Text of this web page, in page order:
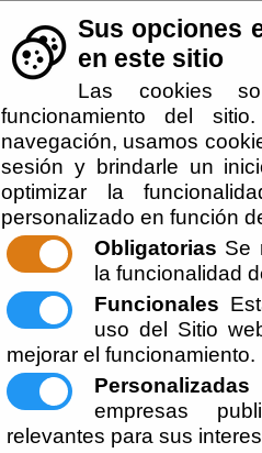
Sus opciones
en este sitio
Las cookies
funcionamiento del
navegación, usamos
sesión y brindarle un
optimizar la
personalizado en función
Obligatorias Se
la funcionalidad
Funcionales
uso del Sitio
mejorar el funcionamiento.
Personalizadas
empresas
relevantes para sus
Usted se encuentra aquí:Inicio //